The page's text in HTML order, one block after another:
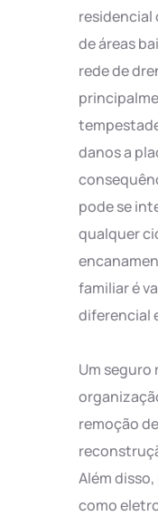
residencial
de áreas
rede de
danos a
pode se
qualquer
familiar é
diferencial
Um seguro
remoção
Além
como